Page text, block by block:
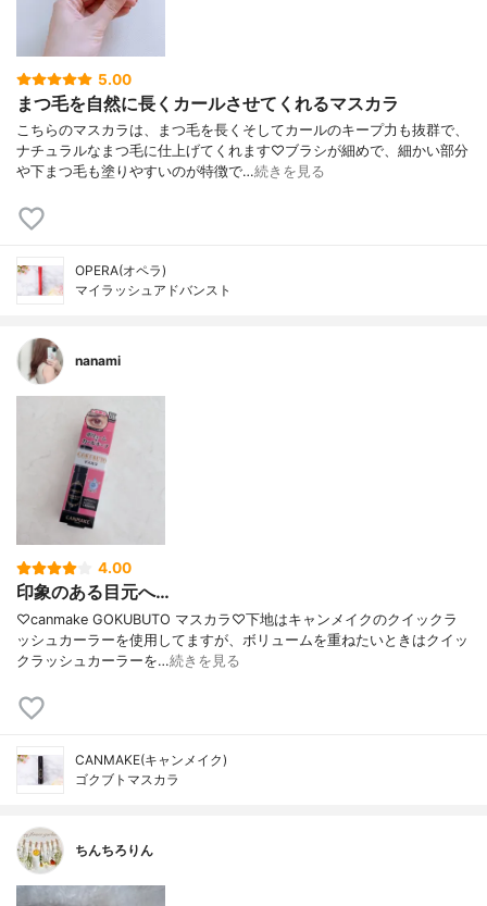
5.00
まつ毛を自然に長くカールさせてくれるマスカラ
こちらのマスカラは、まつ毛を長くそしてカールのキープ力も抜群で、
ナチュラルなまつ毛に仕上げてくれます♡ブラシが細めで、細かい部分
や下まつ毛も塗りやすいのが特徴で…続きを見る
OPERA(オペラ)
マイラッシュアドバンスト
nanami
4.00
印象のある目元へ…
♡canmake GOKUBUTO マスカラ♡下地はキャンメイクのクイックラ
ッシュカーラーを使用してますが、ボリュームを重ねたいときはクイッ
クラッシュカーラーを…続きを見る
CANMAKE(キャンメイク)
ゴクブトマスカラ
ちんちろりん